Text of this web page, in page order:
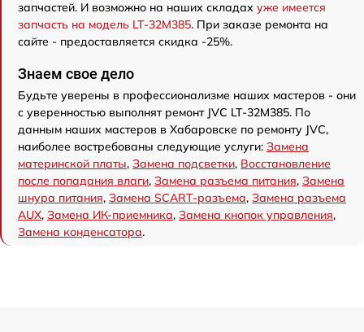
запчастей. И возможно на наших складах уже имеется
запчасть на модель LT-32M385. При заказе ремонта на
сайте - предоставляется скидка -25%.
Знаем свое дело
Будьте уверены в профессионализме наших мастеров - они
с уверенностью выполнят ремонт JVC LT-32M385. По
данным наших мастеров в Хабаровске по ремонту JVC,
наиболее востребованы следующие услуги: Замена
материнской платы, Замена подсветки, Восстановление
после попадания влаги, Замена разъема питания, Замена
шнура питания, Замена SCART-разъема, Замена разъема
AUX, Замена ИК-приемника, Замена кнопок управления,
Замена конденсатора.